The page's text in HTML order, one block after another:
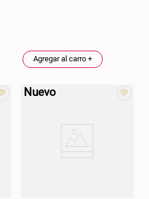
Agregar al carro +
Nuevo